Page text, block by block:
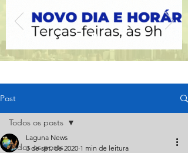
Post
Todos os posts
Todos os posts
Laguna News
3 de set. de 2020 1 min de leitura